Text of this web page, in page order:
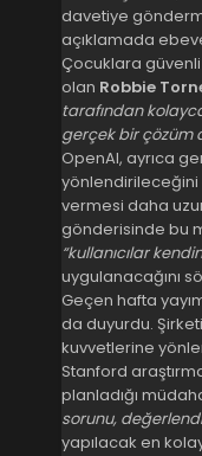
davetiye
açıklamada
Çocuklara
olan Robbie
tarafından
gerçek bir çözüm
OpenAI, ayrıca
yönlendirileceğini
vermesi daha
gönderisinde bu
“kullanıcılar
uygulanacağını
Geçen hafta
da duyurdu.
kuvvetlerine
Stanford
planladığı
sorunu,
yapılacak en